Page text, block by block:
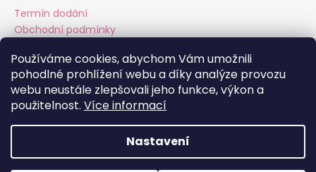
Používáme cookies, abychom Vám umožnili
pohodlné prohlížení webu a díky analýze provozu
webu neustále zlepšovali jeho funkce, výkon a
použitelnost. Více informací
Nastavení
Termín dodání
Obchodní podmínky
Instagram Facebook